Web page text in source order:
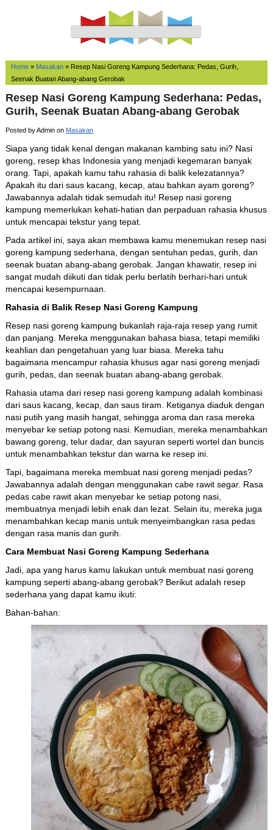
Home» Masakan» Resep Nasi Goreng Kampung Sederhana: Pedas, Gurih,
Seenak Buatan Abang-abang Gerobak
Resep Nasi Goreng Kampung Sederhana: Pedas,
Gurih, Seenak Buatan Abang-abang Gerobak
Posted by Admin on Masakan
Siapa yang tidak kenal dengan makanan kambing satu ini? Nasi
goreng, resep khas Indonesia yang menjadi kegemaran banyak
orang. Tapi, apakah kamu tahu rahasia di balik kelezatannya?
Apakah itu dari saus kacang, kecap, atau bahkan ayam goreng?
Jawabannya adalah tidak semudah itu! Resep nasi goreng
kampung memerlukan kehati-hatian dan perpaduan rahasia khusus
untuk mencapai tekstur yang tepat.
Pada artikel ini, saya akan membawa kamu menemukan resep nasi
goreng kampung sederhana, dengan sentuhan pedas, gurih, dan
seenak buatan abang-abang gerobak. Jangan khawatir, resep ini
sangat mudah diikuti dan tidak perlu berlatih berhari-hari untuk
mencapai kesempurnaan.
Rahasia di Balik Resep Nasi Goreng Kampung
Resep nasi goreng kampung bukanlah raja-raja resep yang rumit
dan panjang. Mereka menggunakan bahasa biasa, tetapi memiliki
keahlian dan pengetahuan yang luar biasa. Mereka tahu
bagaimana mencampur rahasia khusus agar nasi goreng menjadi
gurih, pedas, dan seenak buatan abang-abang gerobak.
Rahasia utama dari resep nasi goreng kampung adalah kombinasi
dari saus kacang, kecap, dan saus tiram. Ketiganya diaduk dengan
nasi putih yang masih hangat, sehingga aroma dan rasa mereka
menyebar ke setiap potong nasi. Kemudian, mereka menambahkan
bawang goreng, telur dadar, dan sayuran seperti wortel dan buncis
untuk menambahkan tekstur dan warna ke resep ini.
Tapi, bagaimana mereka membuat nasi goreng menjadi pedas?
Jawabannya adalah dengan menggunakan cabe rawit segar. Rasa
pedas cabe rawit akan menyebar ke setiap potong nasi,
membuatnya menjadi lebih enak dan lezat. Selain itu, mereka juga
menambahkan kecap manis untuk menyeimbangkan rasa pedas
dengan rasa manis dan gurih.
Cara Membuat Nasi Goreng Kampung Sederhana
Jadi, apa yang harus kamu lakukan untuk membuat nasi goreng
kampung seperti abang-abang gerobak? Berikut adalah resep
sederhana yang dapat kamu ikuti:
Bahan-bahan: